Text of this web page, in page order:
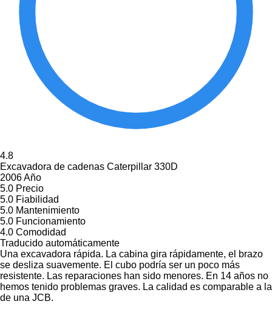
4.8
Excavadora de cadenas Caterpillar 330D
2006 Año
5.0 Precio
5.0 Fiabilidad
5.0 Mantenimiento
5.0 Funcionamiento
4.0 Comodidad
Traducido automáticamente
Una excavadora rápida. La cabina gira rápidamente, el brazo
se desliza suavemente. El cubo podría ser un poco más
resistente. Las reparaciones han sido menores. En 14 años no
hemos tenido problemas graves. La calidad es comparable a la
de una JCB.